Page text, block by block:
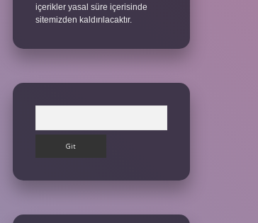
içerikler yasal süre içerisinde
sitemizden kaldırılacaktır.